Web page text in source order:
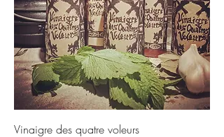
Vinaigre des quatre voleurs